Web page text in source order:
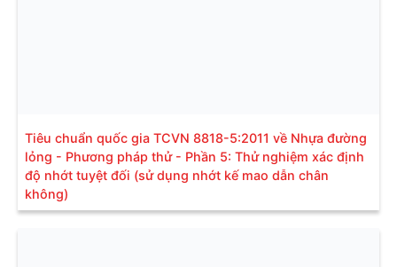
Tiêu chuẩn quốc gia TCVN 8818-5:2011 về Nhựa đường
lỏng - Phương pháp thử - Phần 5: Thử nghiệm xác định
độ nhớt tuyệt đối (sử dụng nhớt kế mao dẫn chân
không)